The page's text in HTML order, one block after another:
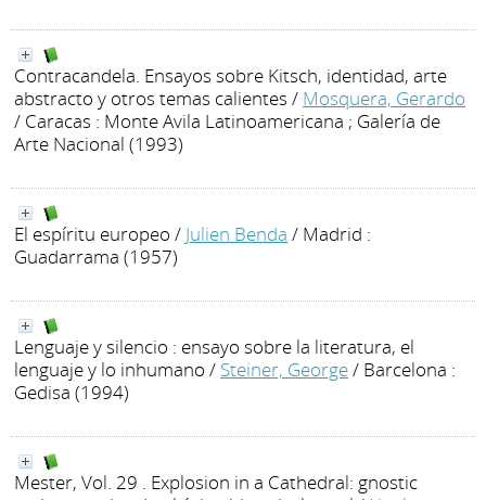
Contracandela. Ensayos sobre Kitsch, identidad, arte
abstracto y otros temas calientes / Mosquera, Gerardo
/ Caracas : Monte Avila Latinoamericana ; Galería de
Arte Nacional (1993)
El espíritu europeo / Julien Benda / Madrid :
Guadarrama (1957)
Lenguaje y silencio : ensayo sobre la literatura, el
lenguaje y lo inhumano / Steiner, George/ Barcelona :
Gedisa (1994)
Mester, Vol. 29 . Explosion in a Cathedral: gnostic